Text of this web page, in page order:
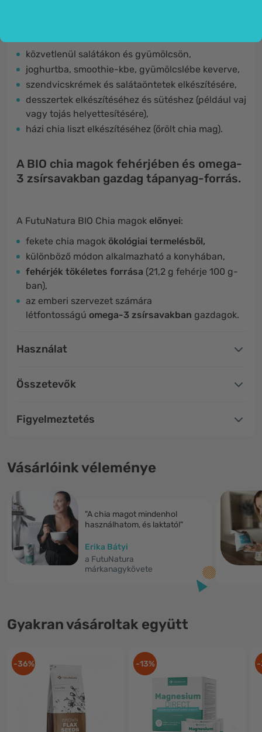
közvetlenül salátákon és gyümölcsön,
joghurtba, smoothie-kbe, gyümölcslébe keverve,
szendvicskrémek és salátaöntetek elkészítésére,
desszertek elkészítéséhez és sütéshez (például vaj
vagy tojás helyettesítésére),
házi chia liszt elkészítéséhez (őrölt chia mag).
A BIO chia magok fehérjében és omega-
3 zsírsavakban gazdag tápanyag-forrás.
A FutuNatura BIO Chia magok előnyei:
fekete chia magok ökológiai termelésből,
különböző módon alkalmazható a konyhában,
fehérjék tökéletes forrása (21,2 g fehérje 100 g-
ban),
az emberi szervezet számára
létfontosságú omega-3 zsírsavakban gazdagok.
Használat
Összetevők
Figyelmeztetés
Vásárlóink véleménye
"A chia magot mindenhol
használhatom, és laktató!"
Erika Bátyi
a FutuNatura
márkanagykövete
Gyakran vásároltak együtt
-36% -13% -